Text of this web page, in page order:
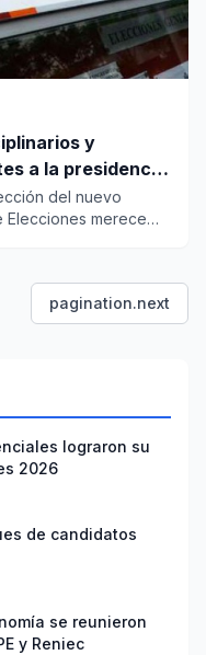
y
a la presidencia
del nuevo
merece
pagination.next
lograron su
2026
de candidatos
se reunieron
y Reniec